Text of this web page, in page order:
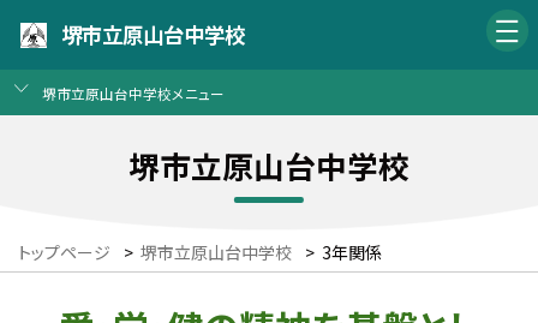
堺市立原山台中学校
堺市立原山台中学校メニュー
堺市立原山台中学校
トップページ > 堺市立原山台中学校 > 3年関係